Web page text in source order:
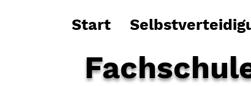
Start